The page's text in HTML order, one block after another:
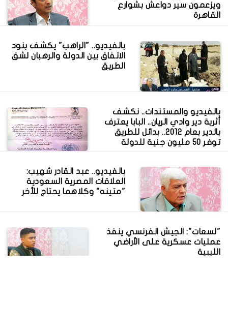
ويزعمون سير دواعش بشوارع
القاهرة
بالفيديو.. "الراهب" يكشف بنود
الاتفاق بين الدولة والرهبان لشق
الطريق
بالفيديو والمستندات.. نكشف
أثرية دير وادي الريان.. البابا يعترف
بالدير بعام 2012.. بدائل للطريق
توفر 50 مليون جنية للدولة
بالفيديو.. عبد القادر شهيب:
العلاقات المصرية السعودية
"متينه" وكلاهما يحتاج للأخر
"لسعات": الجيش الفرنسي ينفذ
عمليات عسكرية على الأراضي
الليبية